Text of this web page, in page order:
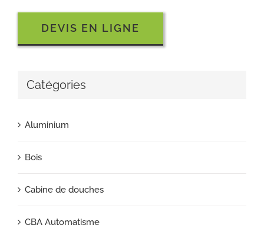
DEVIS EN LIGNE
Catégories
Aluminium
Bois
Cabine de douches
CBA Automatisme